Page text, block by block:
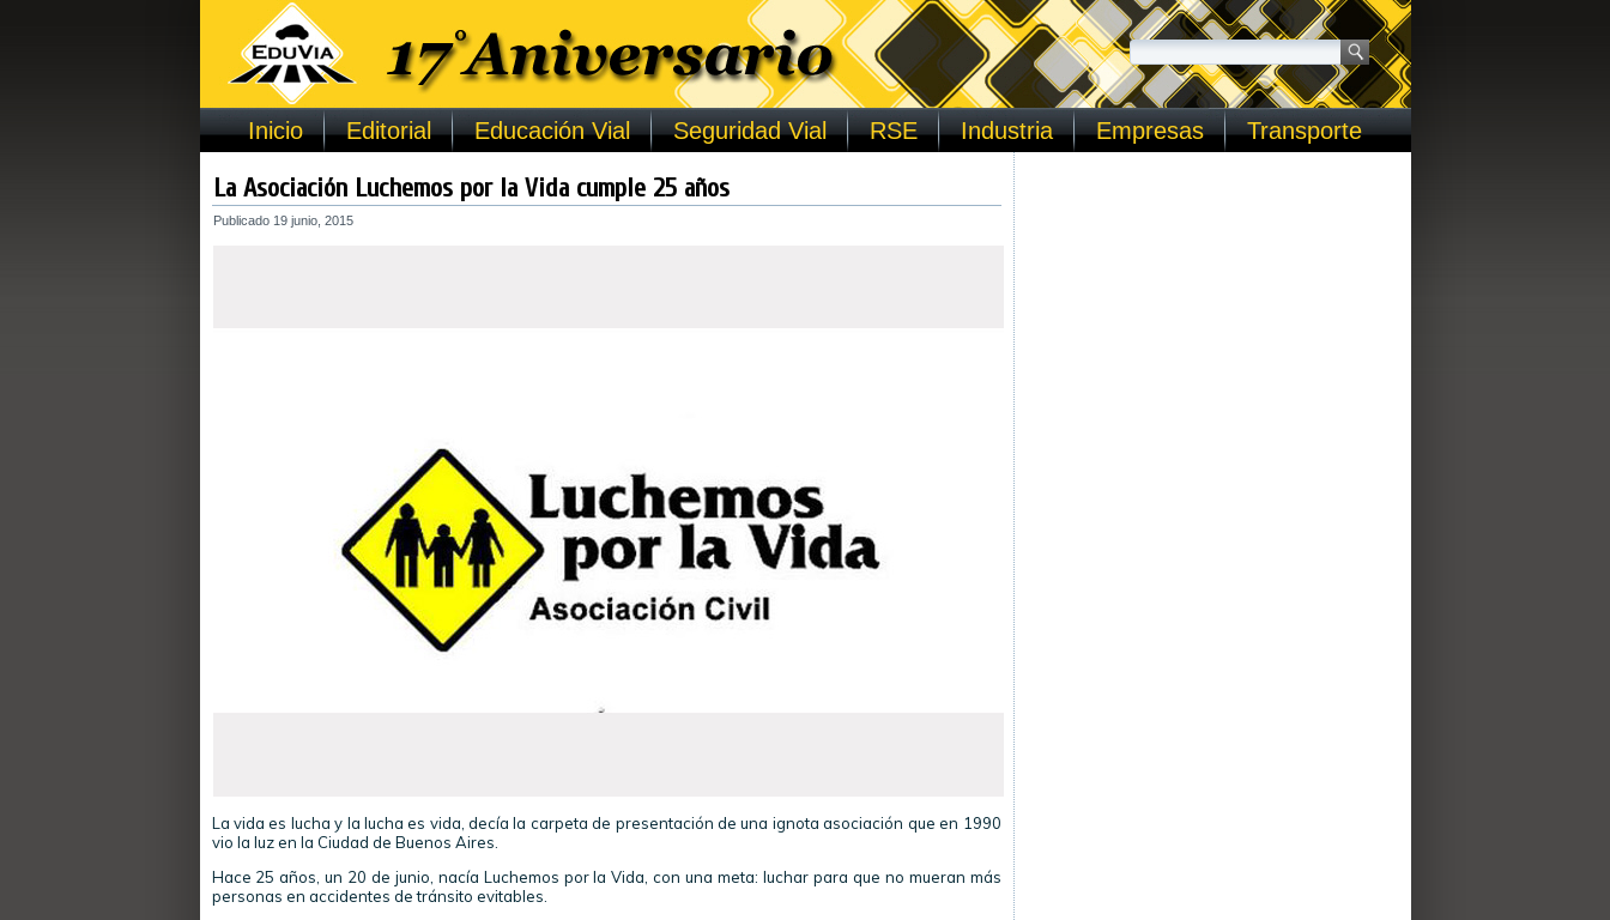
Inicio Editorial Educación Vial Seguridad Vial RSE Industria Empresas Transporte
La Asociación Luchemos por la Vida cumple 25 años
Publicado 19 junio, 2015
La vida es lucha y la lucha es vida, decía la carpeta de presentación de una ignota asociación que en 1990
vio la luz en la Ciudad de Buenos Aires.
Hace 25 años, un 20 de junio, nacía Luchemos por la Vida, con una meta: luchar para que no mueran más
personas en accidentes de tránsito evitables.